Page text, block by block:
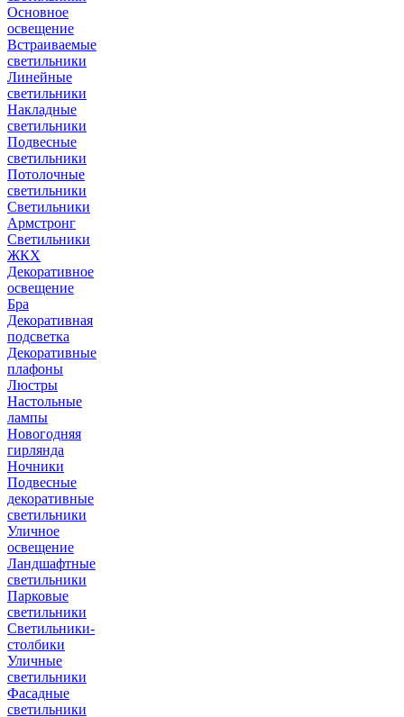
Основное
освещение
Встраиваемые
светильники
Линейные
светильники
Накладные
светильники
Подвесные
светильники
Потолочные
светильники
Светильники
Армстронг
Светильники
ЖКХ
Декоративное
освещение
Бра
Декоративная
подсветка
Декоративные
плафоны
Люстры
Настольные
лампы
Новогодняя
гирлянда
Ночники
Подвесные
декоративные
светильники
Уличное
освещение
Ландшафтные
светильники
Парковые
светильники
Светильники-
столбики
Уличные
светильники
Фасадные
светильники